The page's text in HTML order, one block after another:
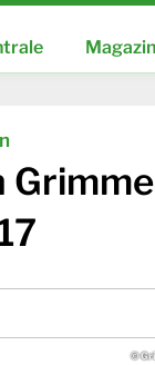
Magazin
Grimme
©